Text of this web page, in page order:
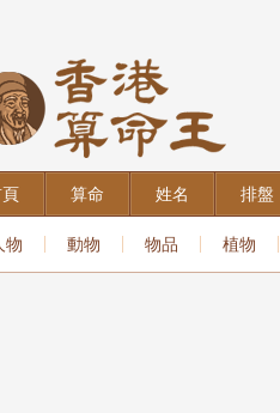
算命 姓名 排盤
物 動物 物品 植物